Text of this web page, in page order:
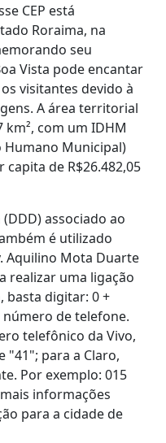
CEP está
Roraima, na
seu
Vista pode encantar
visitantes devido à
A área territorial
km², com um IDHM
Humano Municipal)
capita de R$26.482,05
associado ao
é utilizado
Aquilino Mota Duarte
realizar uma ligação
basta digitar: 0 +
de telefone.
telefônico da Vivo,
"41"; para a Claro,
Por exemplo: 015
informações
para a cidade de